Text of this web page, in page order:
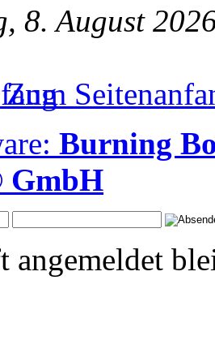
8. August
Zum
Burning
angemeldet